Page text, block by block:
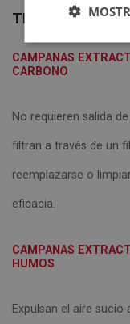
TIPOS DE
CAMPANAS
CARBONO
No requieren salida
filtran a través de un
reemplazarse o
eficacia.
CAMPANAS
HUMOS
Expulsan el aire